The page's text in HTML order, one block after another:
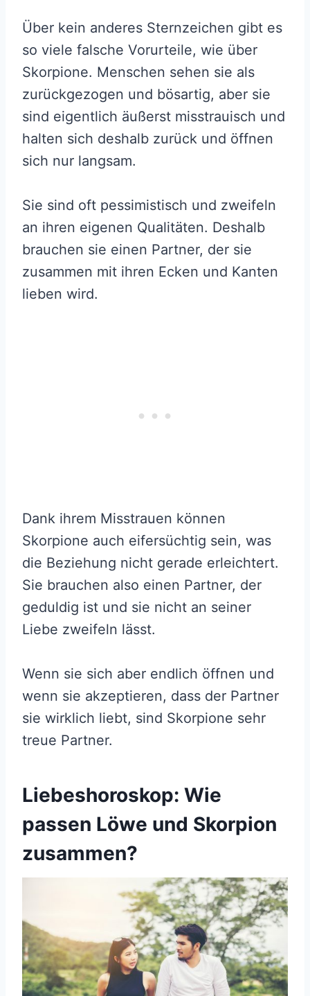
Über kein anderes Sternzeichen gibt es
so viele falsche Vorurteile, wie über
Skorpione. Menschen sehen sie als
zurückgezogen und bösartig, aber sie
sind eigentlich äußerst misstrauisch und
halten sich deshalb zurück und öffnen
sich nur langsam.
Sie sind oft pessimistisch und zweifeln
an ihren eigenen Qualitäten. Deshalb
brauchen sie einen Partner, der sie
zusammen mit ihren Ecken und Kanten
lieben wird.
Dank ihrem Misstrauen können
Skorpione auch eifersüchtig sein, was
die Beziehung nicht gerade erleichtert.
Sie brauchen also einen Partner, der
geduldig ist und sie nicht an seiner
Liebe zweifeln lässt.
Wenn sie sich aber endlich öffnen und
wenn sie akzeptieren, dass der Partner
sie wirklich liebt, sind Skorpione sehr
treue Partner.
Liebeshoroskop: Wie
passen Löwe und Skorpion
zusammen?